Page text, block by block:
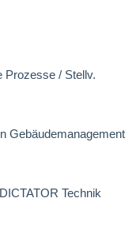
Prozesse / Stellv.
Gebäudemanagement
Technik